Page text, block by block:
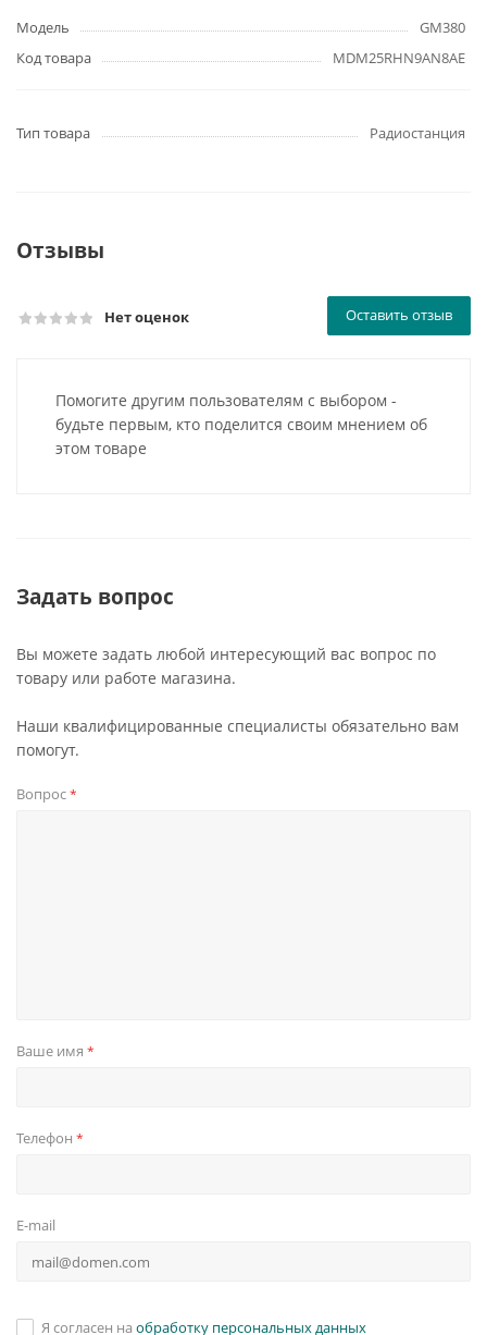
Модель
GM380
Код товара
MDM25RHN9AN8AE
Тип товара Радиостанция
Отзывы
Нет оценок Оставить отзыв
Помогите другим пользователям с выбором -
будьте первым, кто поделится своим мнением об
этом товаре
Задать вопрос
Вы можете задать любой интересующий вас вопрос по
товару или работе магазина.
Наши квалифицированные специалисты обязательно вам
помогут.
Вопрос*
Ваше имя *
Телефон *
E-mail
Я согласен на обработку персональных данных